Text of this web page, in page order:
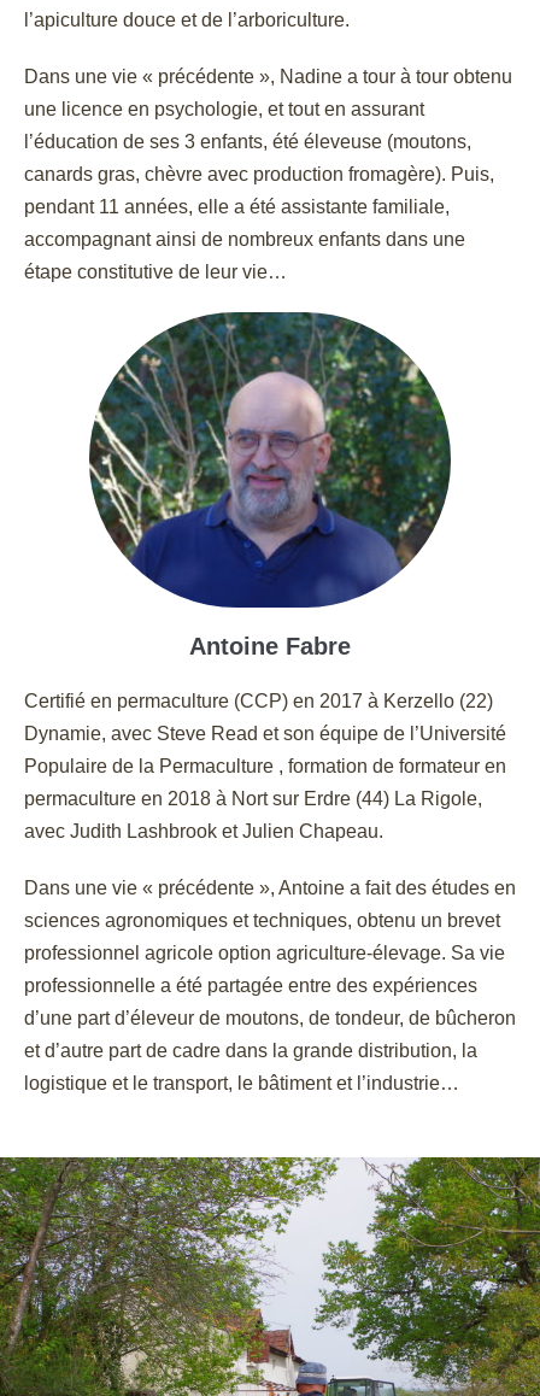
l’apiculture douce et de l’arboriculture.
Dans une vie « précédente », Nadine a tour à tour obtenu
une licence en psychologie, et tout en assurant
l’éducation de ses 3 enfants, été éleveuse (moutons,
canards gras, chèvre avec production fromagère). Puis,
pendant 11 années, elle a été assistante familiale,
accompagnant ainsi de nombreux enfants dans une
étape constitutive de leur vie…
Antoine Fabre
Certifié en permaculture (CCP) en 2017 à Kerzello (22)
Dynamie, avec Steve Read et son équipe de l’Université
Populaire de la Permaculture , formation de formateur en
permaculture en 2018 à Nort sur Erdre (44) La Rigole,
avec Judith Lashbrook et Julien Chapeau.
Dans une vie « précédente », Antoine a fait des études en
sciences agronomiques et techniques, obtenu un brevet
professionnel agricole option agriculture-élevage. Sa vie
professionnelle a été partagée entre des expériences
d’une part d’éleveur de moutons, de tondeur, de bûcheron
et d’autre part de cadre dans la grande distribution, la
logistique et le transport, le bâtiment et l’industrie…